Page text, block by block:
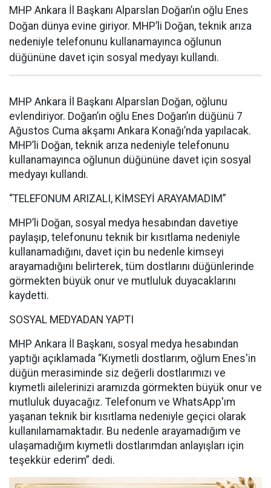
MHP Ankara İl Başkanı Alparslan Doğan’ın oğlu Enes
Doğan dünya evine giriyor. MHP’li Doğan, teknik arıza
nedeniyle telefonunu kullanamayınca oğlunun
düğününe davet için sosyal medyayı kullandı.
MHP Ankara İl Başkanı Alparslan Doğan, oğlunu
evlendiriyor. Doğan’ın oğlu Enes Doğan’ın düğünü 7
Ağustos Cuma akşamı Ankara Konağı’nda yapılacak.
MHP’li Doğan, teknik arıza nedeniyle telefonunu
kullanamayınca oğlunun düğününe davet için sosyal
medyayı kullandı.
“TELEFONUM ARIZALI, KİMSEYİ ARAYAMADIM”
MHP’li Doğan, sosyal medya hesabından davetiye
paylaşıp, telefonunu teknik bir kısıtlama nedeniyle
kullanamadığını, davet için bu nedenle kimseyi
arayamadığını belirterek, tüm dostlarını düğünlerinde
görmekten büyük onur ve mutluluk duyacaklarını
kaydetti.
SOSYAL MEDYADAN YAPTI
MHP Ankara İl Başkanı, sosyal medya hesabından
yaptığı açıklamada “Kıymetli dostlarım, oğlum Enes'in
düğün merasiminde siz değerli dostlarımızı ve
kıymetli ailelerinizi aramızda görmekten büyük onur ve
mutluluk duyacağız. Telefonum ve WhatsApp'ım
yaşanan teknik bir kısıtlama nedeniyle geçici olarak
kullanılamamaktadır. Bu nedenle arayamadığım ve
ulaşamadığım kıymetli dostlarımdan anlayışları için
teşekkür ederim” dedi.